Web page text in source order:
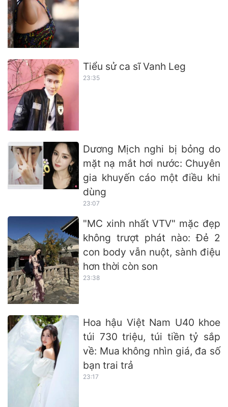
Tiểu sử ca sĩ Vanh Leg
23:35
Dương Mịch nghi bị bỏng do
mặt nạ mắt hơi nước: Chuyên
gia khuyến cáo một điều khi
dùng
23:07
"MC xinh nhất VTV" mặc đẹp
không trượt phát nào: Đẻ 2
con body vẫn nuột, sành điệu
hơn thời còn son
23:38
Hoa hậu Việt Nam U40 khoe
túi 730 triệu, túi tiền tỷ sắp
về: Mua không nhìn giá, đa số
bạn trai trả
23:17